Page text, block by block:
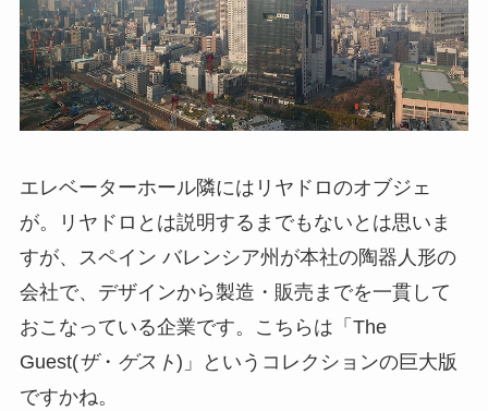
エレベーターホール隣にはリヤドロのオブジェ
が。リヤドロとは説明するまでもないとは思いま
すが、スペイン バレンシア州が本社の陶器人形の
会社で、デザインから製造・販売までを一貫して
おこなっている企業です。こちらは「The
Guest(ザ・ ゲスト)」というコレクションの巨大版
ですかね。